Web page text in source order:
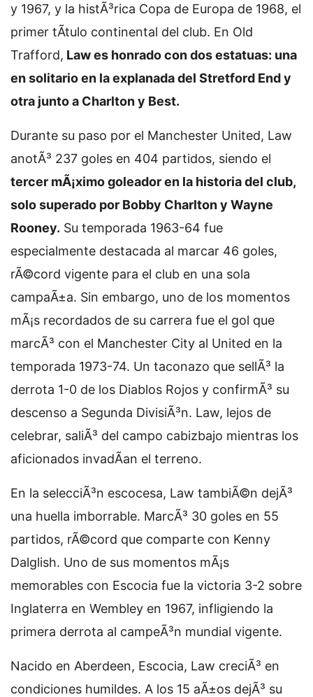
y 1967, y la histÃ³rica Copa de Europa de 1968, el
primer tÃ­tulo continental del club. En Old
Trafford, Law es honrado con dos estatuas: una
en solitario en la explanada del Stretford End y
otra junto a Charlton y Best.
Durante su paso por el Manchester United, Law
anotÃ³ 237 goles en 404 partidos, siendo el
tercer mÃ¡ximo goleador en la historia del club,
solo superado por Bobby Charlton y Wayne
Rooney. Su temporada 1963-64 fue
especialmente destacada al marcar 46 goles,
rÃ©cord vigente para el club en una sola
campaÃ±a. Sin embargo, uno de los momentos
mÃ¡s recordados de su carrera fue el gol que
marcÃ³ con el Manchester City al United en la
temporada 1973-74. Un taconazo que sellÃ³ la
derrota 1-0 de los Diablos Rojos y confirmÃ³ su
descenso a Segunda DivisiÃ³n. Law, lejos de
celebrar, saliÃ³ del campo cabizbajo mientras los
aficionados invadÃ­an el terreno.
En la selecciÃ³n escocesa, Law tambiÃ©n dejÃ³
una huella imborrable. MarcÃ³ 30 goles en 55
partidos, rÃ©cord que comparte con Kenny
Dalglish. Uno de sus momentos mÃ¡s
memorables con Escocia fue la victoria 3-2 sobre
Inglaterra en Wembley en 1967, infligiendo la
primera derrota al campeÃ³n mundial vigente.
Nacido en Aberdeen, Escocia, Law creciÃ³ en
condiciones humildes. A los 15 aÃ±os dejÃ³ su